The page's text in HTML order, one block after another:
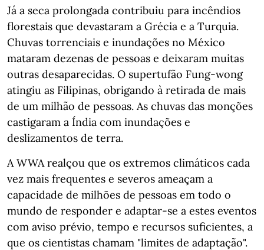
Já a seca prolongada contribuiu para incêndios
florestais que devastaram a Grécia e a Turquia.
Chuvas torrenciais e inundações no México
mataram dezenas de pessoas e deixaram muitas
outras desaparecidas. O supertufão Fung-wong
atingiu as Filipinas, obrigando à retirada de mais
de um milhão de pessoas. As chuvas das monções
castigaram a Índia com inundações e
deslizamentos de terra.
A WWA realçou que os extremos climáticos cada
vez mais frequentes e severos ameaçam a
capacidade de milhões de pessoas em todo o
mundo de responder e adaptar-se a estes eventos
com aviso prévio, tempo e recursos suficientes, a
que os cientistas chamam "limites de adaptação".